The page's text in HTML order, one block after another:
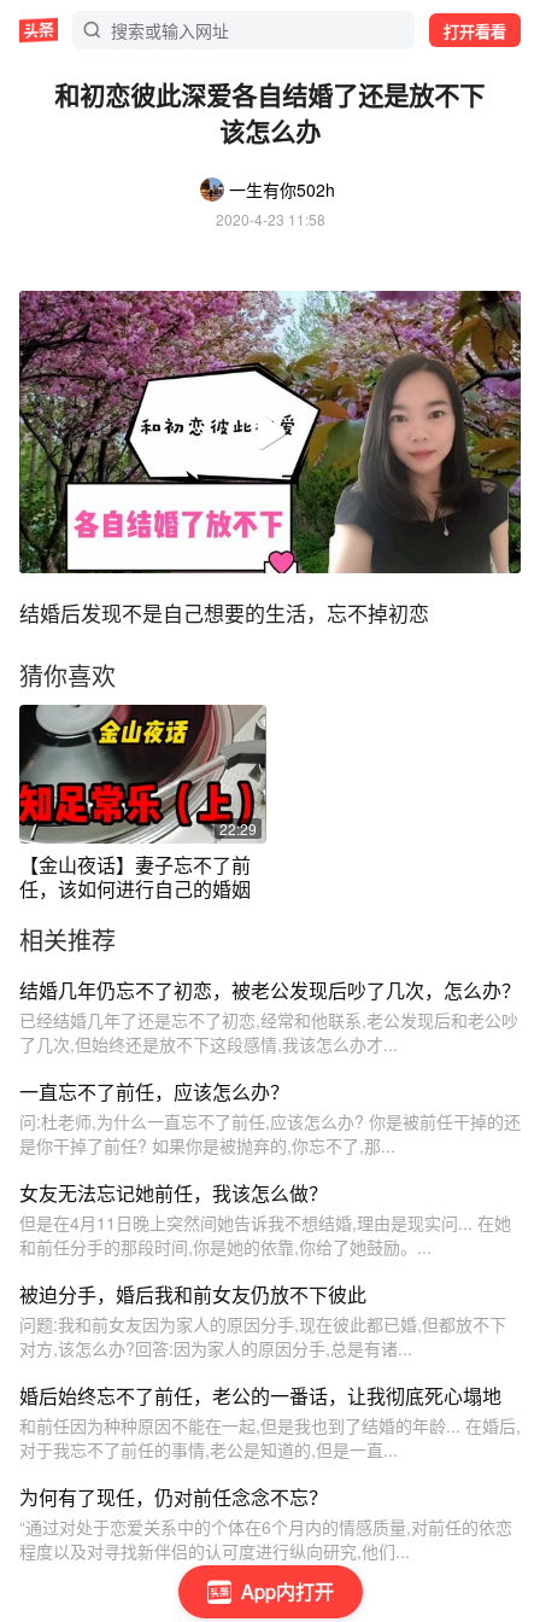
打开看看
App内打开
和初恋彼此深爱各自结婚了还是放不下
该怎么办
一生有你502h
2020-4-23 11:58
结婚后发现不是自己想要的生活，忘不掉初恋
猜你喜欢
22:29
【金山夜话】妻子忘不了前
任，该如何进行自己的婚姻
相关推荐
结婚几年仍忘不了初恋，被老公发现后吵了几次，怎么办？
已经结婚几年了还是忘不了初恋,经常和他联系,老公发现后和老公吵
了几次,但始终还是放不下这段感情,我该怎么办才...
一直忘不了前任，应该怎么办？
问:杜老师,为什么一直忘不了前任,应该怎么办? 你是被前任干掉的还
是你干掉了前任? 如果你是被抛弃的,你忘不了,那...
女友无法忘记她前任，我该怎么做？
但是在4月11日晚上突然间她告诉我不想结婚,理由是现实问... 在她
和前任分手的那段时间,你是她的依靠,你给了她鼓励。...
被迫分手，婚后我和前女友仍放不下彼此
问题:我和前女友因为家人的原因分手,现在彼此都已婚,但都放不下
对方,该怎么办?回答:因为家人的原因分手,总是有诸...
婚后始终忘不了前任，老公的一番话，让我彻底死心塌地
和前任因为种种原因不能在一起,但是我也到了结婚的年龄... 在婚后,
对于我忘不了前任的事情,老公是知道的,但是一直...
为何有了现任，仍对前任念念不忘？
“通过对处于恋爱关系中的个体在6个月内的情感质量,对前任的依恋
程度以及对寻找新伴侣的认可度进行纵向研究,他们...